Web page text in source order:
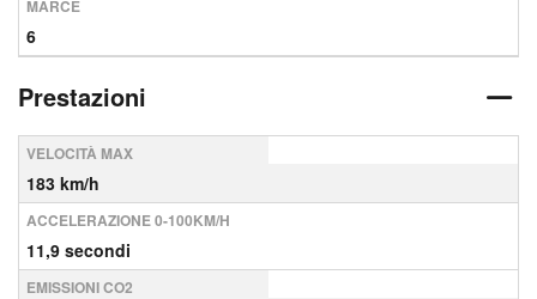
MARCE
6
Prestazioni
VELOCITÀ MAX
183 km/h
ACCELERAZIONE 0-100KM/H
11,9 secondi
EMISSIONI CO2